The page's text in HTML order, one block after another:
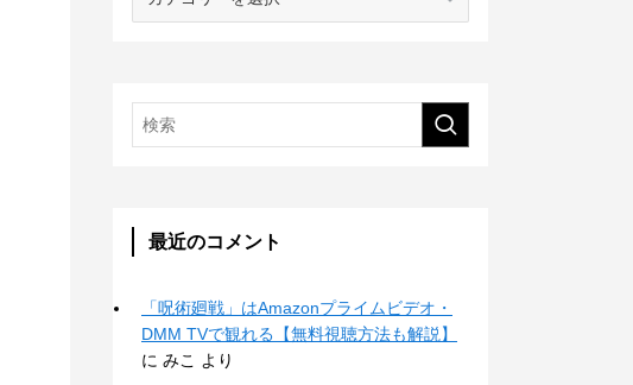
最近のコメント
「呪術廻戦」はAmazonプライムビデオ・
DMM TVで観れる【無料視聴方法も解説】
に みこ より